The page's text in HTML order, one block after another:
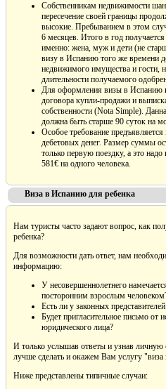
Собственникам недвижимости
пересечение своей границы
высокие. Пребыванием в этом
6 месяцев. Итого в год
именно: жена, муж и дети (не
визу в Испанию того же времени
недвижимого имущества и гости,
длительности получаемого
Для оформления визы в Испанию
договора купли-продажи и
собственности (Nota Simple).
должна быть старше 90 суток на
Особое требование
дебетовых денег. Размер суммы
только первую поездку, а это
581€ на одного человека.
Виза в Испанию для ребенка
Нам туристы часто задают вопрос, как
ребенка?
Для возможности дать ответ, нам
информацию:
У несовершеннолетнего
посторонним взрослым
Есть ли у законных
Будет пригласительное письмо от
юридического лица?
И только услышав ответы и узнав
лучше сделать и окажем Вам услугу
Ниже представлены типичные случаи: